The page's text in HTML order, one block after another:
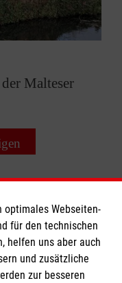
Malteser
optimales Webseiten-
für den technischen
helfen uns aber auch
und zusätzliche
zur besseren